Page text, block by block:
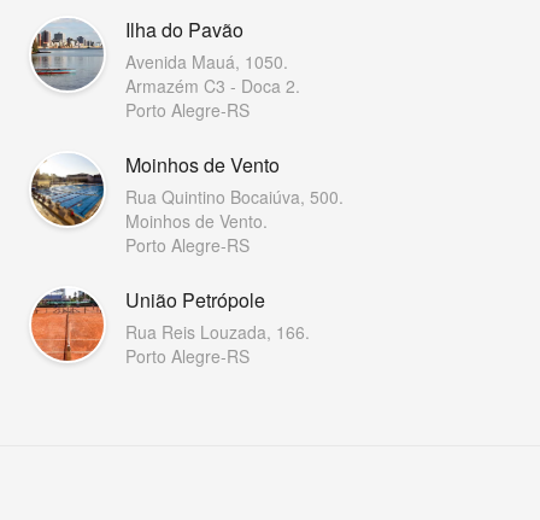
Ilha do Pavão
Avenida Mauá, 1050.
Armazém C3 - Doca 2.
Porto Alegre-RS
Moinhos de Vento
Rua Quintino Bocaiúva, 500.
Moinhos de Vento.
Porto Alegre-RS
União Petrópole
Rua Reis Louzada, 166.
Porto Alegre-RS